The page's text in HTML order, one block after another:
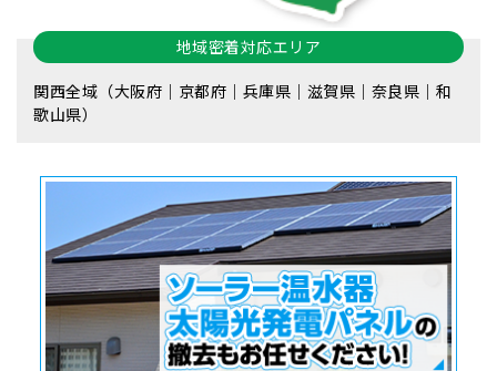
地域密着対応エリア
関西全域（大阪府｜京都府｜兵庫県｜滋賀県｜奈良県｜和
歌山県）